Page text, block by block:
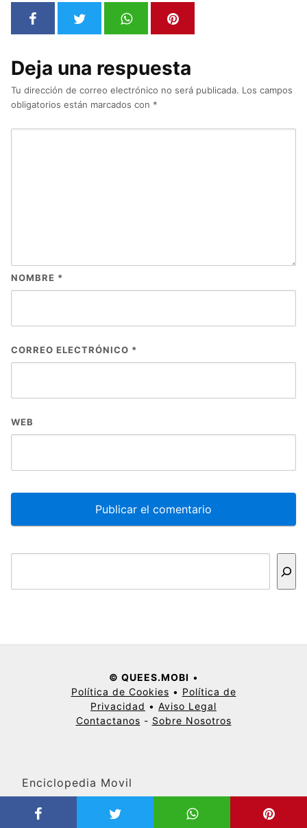
Deja una respuesta
Tu dirección de correo electrónico no será publicada. Los campos
obligatorios están marcados con *
NOMBRE *
CORREO ELECTRÓNICO *
WEB
© QUEES.MOBI •
Política de Cookies • Política de
Privacidad • Aviso Legal
Contactanos - Sobre Nosotros
Enciclopedia Movil